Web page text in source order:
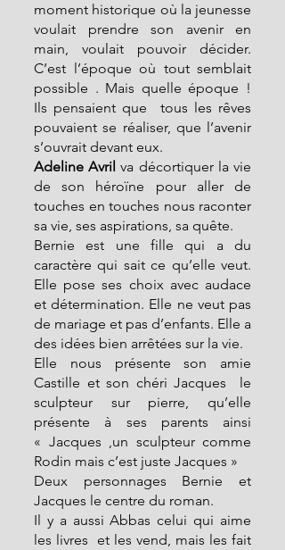
moment historique où la jeunesse
voulait prendre son avenir en
main, voulait pouvoir décider.
C’est l’époque où tout semblait
possible . Mais quelle époque !
Ils pensaient que  tous les rêves
pouvaient se réaliser, que l’avenir
s’ouvrait devant eux.
Adeline Avril va décortiquer la vie
de son héroïne pour aller de
touches en touches nous raconter
sa vie, ses aspirations, sa quête.
Bernie est une fille qui a du
caractère qui sait ce qu’elle veut.
Elle pose ses choix avec audace
et détermination. Elle ne veut pas
de mariage et pas d’enfants. Elle a
des idées bien arrêtées sur la vie.
Elle nous présente son amie
Castille et son chéri Jacques  le
sculpteur sur pierre, qu’elle
présente à ses parents ainsi
« Jacques ,un sculpteur comme
Rodin mais c’est juste Jacques »
Deux personnages Bernie et
Jacques le centre du roman.
Il y a aussi Abbas celui qui aime
les livres  et les vend, mais les fait